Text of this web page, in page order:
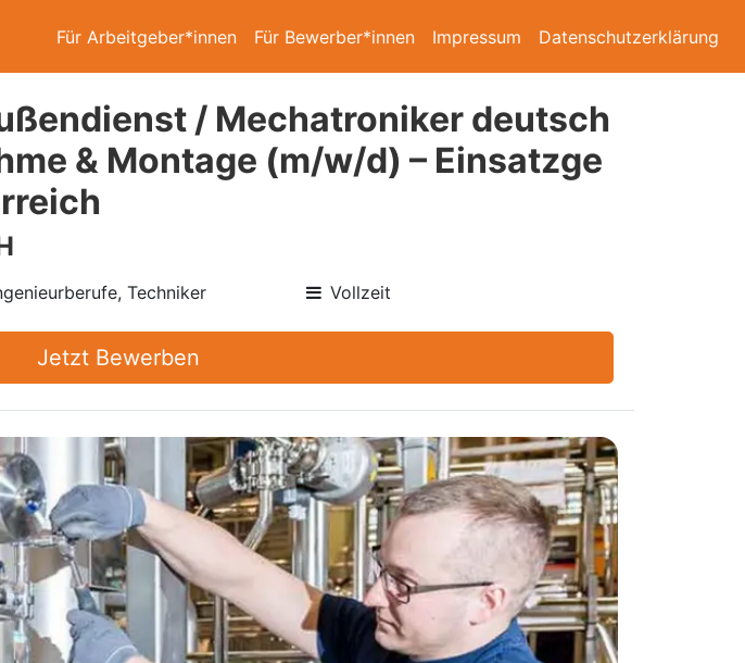
Für Arbeitgeber*innen Für Bewerber*innen Impressum Datenschutzerklärung
/ Mechatroniker deutsch
& Montage (m/w/d) – Einsatzge
Techniker Vollzeit
Jetzt Bewerben